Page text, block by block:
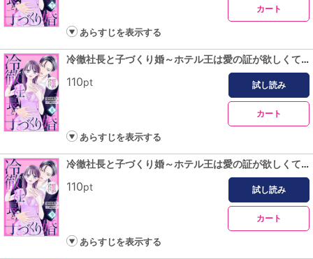
カート
あらすじを表示する
冷徹社長と子づくり婚～ホテル王は愛の証が欲しくてたまらない～【分冊版】8話
110pt 試し読み
カート
あらすじを表示する
冷徹社長と子づくり婚～ホテル王は愛の証が欲しくてたまらない～【分冊版】9話
110pt 試し読み
カート
あらすじを表示する